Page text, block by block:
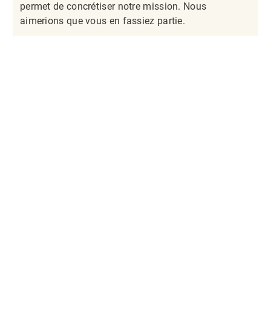
permet de concrétiser notre mission. Nous
aimerions que vous en fassiez partie.​​​​​​​